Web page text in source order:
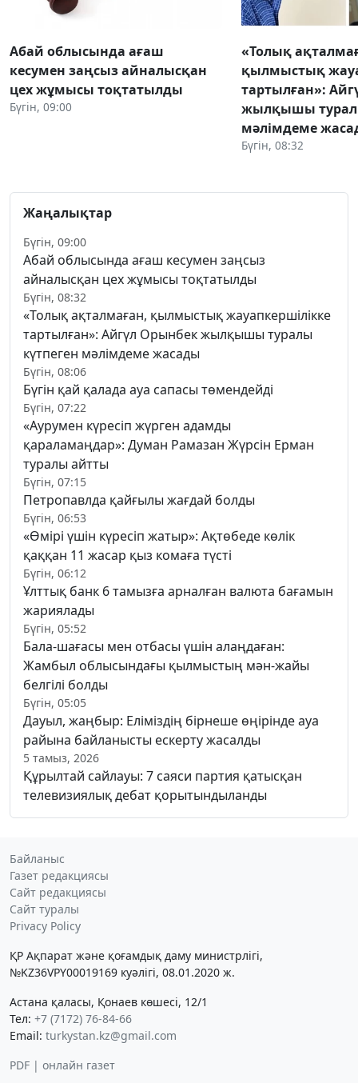
Абай облысында ағаш
кесумен заңсыз айналысқан
цех жұмысы тоқтатылды
Бүгін, 09:00
«Толық
қылмыстық
тартылған»:
жылқышы
мәлімдеме
Бүгін, 08:32
Жаңалықтар
Бүгін, 09:00
Абай облысында ағаш кесумен заңсыз
айналысқан цех жұмысы тоқтатылды
Бүгін, 08:32
«Толық ақталмаған, қылмыстық жауапкершілікке
тартылған»: Айгүл Орынбек жылқышы туралы
күтпеген мәлімдеме жасады
Бүгін, 08:06
Бүгін қай қалада ауа сапасы төмендейді
Бүгін, 07:22
«Аурумен күресіп жүрген адамды
қараламаңдар»: Думан Рамазан Жүрсін Ерман
туралы айтты
Бүгін, 07:15
Петропавлда қайғылы жағдай болды
Бүгін, 06:53
«Өмірі үшін күресіп жатыр»: Ақтөбеде көлік
қаққан 11 жасар қыз комаға түсті
Бүгін, 06:12
Ұлттық банк 6 тамызға арналған валюта бағамын
жариялады
Бүгін, 05:52
Бала-шағасы мен отбасы үшін алаңдаған:
Жамбыл облысындағы қылмыстың мән-жайы
белгілі болды
Бүгін, 05:05
Дауыл, жаңбыр: Еліміздің бірнеше өңірінде ауа
райына байланысты ескерту жасалды
5 тамыз, 2026
Құрылтай сайлауы: 7 саяси партия қатысқан
телевизиялық дебат қорытындыланды
Байланыс
Газет редакциясы
Сайт редакциясы
Сайт туралы
Privacy Policy
ҚР Ақпарат және қоғамдық даму министрлігі,
№KZ36VPY00019169 куәлігі, 08.01.2020 ж.
Астана қаласы, Қонаев көшесі, 12/1
Тел: +7 (7172) 76-84-66
Email: turkystan.kz@gmail.com
PDF | онлайн газет